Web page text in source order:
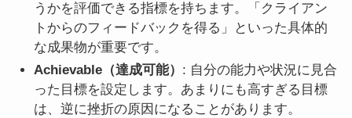
うかを評価できる指標を持ちます。「クライアン
トからのフィードバックを得る」といった具体的
な成果物が重要です。
Achievable（達成可能） : 自分の能力や状況に見合
った目標を設定します。あまりにも高すぎる目標
は、逆に挫折の原因になることがあります。